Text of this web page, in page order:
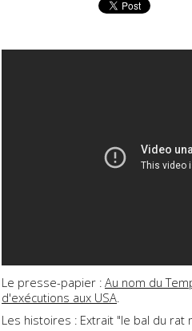
Le presse-papier : Au nom du
d'exécutions aux USA.
Les histoires : Extrait "le bal du rat